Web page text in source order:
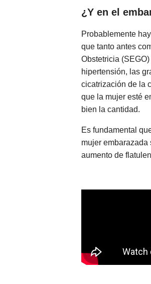
¿Y en el
Probablemente
que tanto antes
Obstetricia
hipertensión, las
cicatrización de la
que la mujer esté
bien la cantidad.
Es fundamental
mujer
aumento de